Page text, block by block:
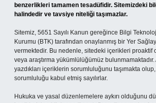
benzerlikleri tamamen tesadüfidir. Sitemizdeki
halindedir ve tavsiye niteliği taşımazlar.
Sitemiz, 5651 Sayılı Kanun gereğince Bilgi
Kurumu (BTK) tarafından onaylanmış bir Yer
vermektedir. Bu nedenle, sitedeki içerikleri proaktif
veya araştırma yükümlülüğümüz
yazdıkları içeriklerin sorumluluğunu taşımakta
sorumluluğu kabul etmiş sayılırlar.
Hukuka ve yasal düzenlemelere aykırı olduğunu